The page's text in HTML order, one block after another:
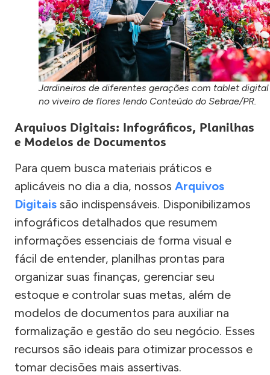
Jardineiros de diferentes gerações com tablet digital
no viveiro de flores lendo Conteúdo do Sebrae/PR.
Arquivos Digitais: Infográficos, Planilhas
e Modelos de Documentos
Para quem busca materiais práticos e
aplicáveis no dia a dia, nossos Arquivos
Digitais são indispensáveis. Disponibilizamos
infográficos detalhados que resumem
informações essenciais de forma visual e
fácil de entender, planilhas prontas para
organizar suas finanças, gerenciar seu
estoque e controlar suas metas, além de
modelos de documentos para auxiliar na
formalização e gestão do seu negócio. Esses
recursos são ideais para otimizar processos e
tomar decisões mais assertivas.